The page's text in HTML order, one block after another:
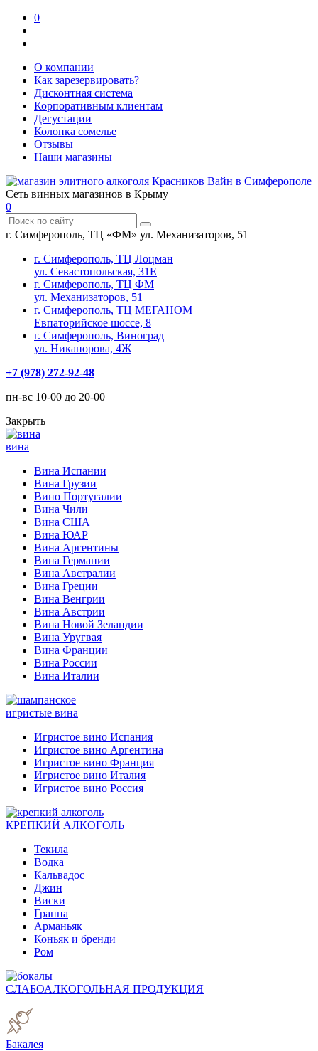
0
О компании
Как зарезервировать?
Дисконтная система
Корпоративным клиентам
Дегустации
Колонка сомелье
Отзывы
Наши магазины
Сеть винных магазинов в Крыму
0
г. Симферополь, ТЦ «ФМ» ул. Механизаторов, 51
г. Симферополь, ТЦ Лоцман
ул. Севастопольская, 31Е
г. Симферополь, ТЦ ФМ
ул. Механизаторов, 51
г. Симферополь, ТЦ МЕГАНОМ
Евпаторийское шоссе, 8
г. Симферополь, Виноград
ул. Никанорова, 4Ж
+7 (978) 272-92-48
пн-вс 10-00 до 20-00
Закрыть
вина
Вина Испании
Вина Грузии
Вино Португалии
Вина Чили
Вина США
Вина ЮАР
Вина Аргентины
Вина Германии
Вина Австралии
Вина Греции
Вина Венгрии
Вина Австрии
Вина Новой Зеландии
Вина Уругвая
Вина Франции
Вина России
Вина Италии
игристые вина
Игристое вино Испания
Игристое вино Аргентина
Игристое вино Франция
Игристое вино Италия
Игристое вино Россия
КРЕПКИЙ АЛКОГОЛЬ
Текила
Водка
Кальвадос
Джин
Виски
Граппа
Арманьяк
Коньяк и бренди
Ром
СЛАБОАЛКОГОЛЬНАЯ ПРОДУКЦИЯ
Бакалея